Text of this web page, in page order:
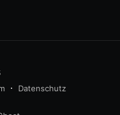
zahlreiche
lassen sich damit
Datenschutz